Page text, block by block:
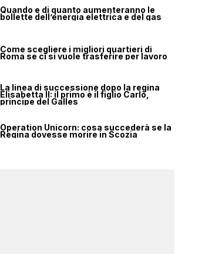
Quando e di quanto aumenteranno le
bollette dell’energia elettrica e del gas
Come scegliere i migliori quartieri di
Roma se ci si vuole trasferire per lavoro
La linea di successione dopo la regina
Elisabetta II: il primo è il figlio Carlo,
principe del Galles
Operation Unicorn: cosa succederà se la
Regina dovesse morire in Scozia